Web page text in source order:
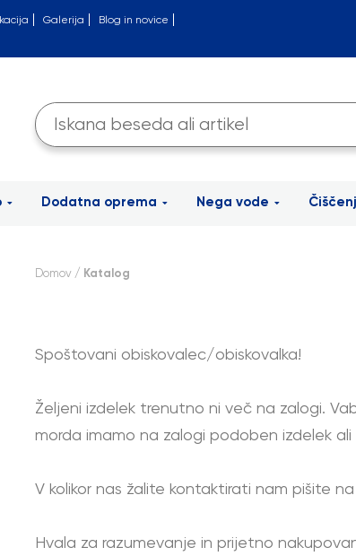
Galerija Blog in novice
Dodatna oprema Nega vode
Domov/ Katalog
Spoštovani obiskovalec/obiskovalka!
Željeni izdelek trenutno ni več na zalogi.
morda imamo na zalogi podoben izdelek
V kolikor nas žalite kontaktirati nam pišite na
Hvala za razumevanje in prijetno